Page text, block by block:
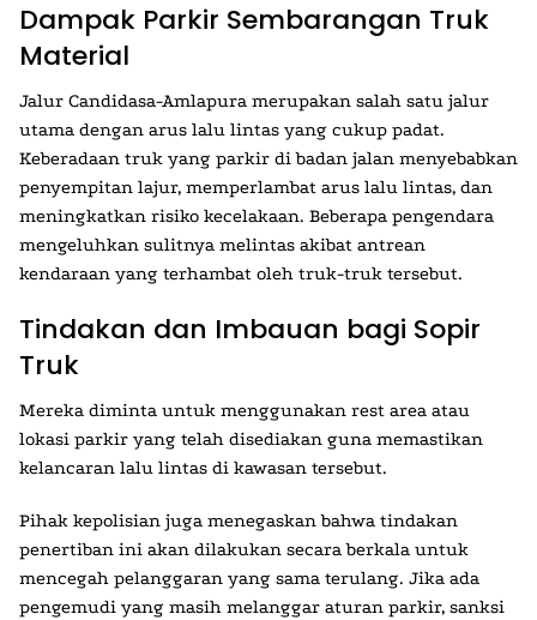
Dampak Parkir Sembarangan Truk
Material
Jalur Candidasa-Amlapura merupakan salah satu jalur
utama dengan arus lalu lintas yang cukup padat.
Keberadaan truk yang parkir di badan jalan menyebabkan
penyempitan lajur, memperlambat arus lalu lintas, dan
meningkatkan risiko kecelakaan. Beberapa pengendara
mengeluhkan sulitnya melintas akibat antrean
kendaraan yang terhambat oleh truk-truk tersebut.
Tindakan dan Imbauan bagi Sopir
Truk
Mereka diminta untuk menggunakan rest area atau
lokasi parkir yang telah disediakan guna memastikan
kelancaran lalu lintas di kawasan tersebut.
Pihak kepolisian juga menegaskan bahwa tindakan
penertiban ini akan dilakukan secara berkala untuk
mencegah pelanggaran yang sama terulang. Jika ada
pengemudi yang masih melanggar aturan parkir, sanksi